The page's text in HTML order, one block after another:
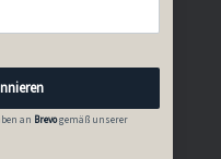
an Brevogemäß unserer